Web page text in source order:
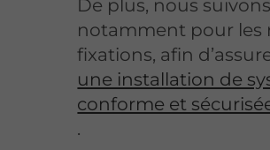
De plus, nous
notamment pour les
fixations, afin
une installation de
conforme et
.